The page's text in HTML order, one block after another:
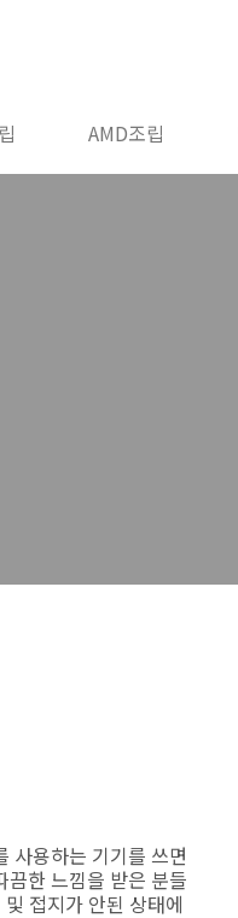
AMD조립
사용하는 기기를 쓰면
한 느낌을 받은 분들
접지가 안된 상태에